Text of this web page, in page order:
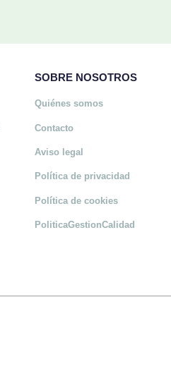
SOBRE NOSOTROS
Quiénes somos
Contacto
Aviso legal
Política de privacidad
Política de cookies
PoliticaGestionCalidad